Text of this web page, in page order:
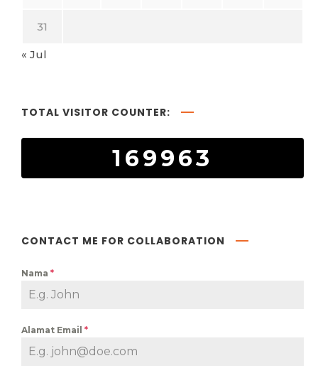
31
« Jul
TOTAL VISITOR COUNTER:
169963
CONTACT ME FOR COLLABORATION
Nama *
Alamat Email *